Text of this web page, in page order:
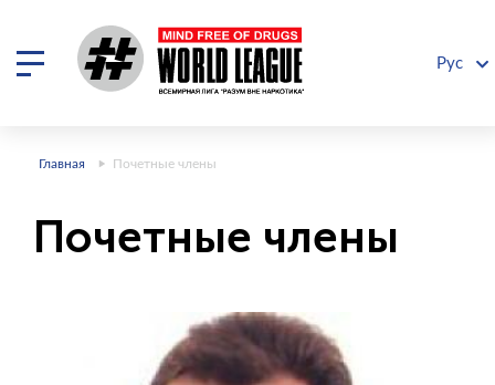
Рус
Главная Почетные члены
Почетные члены